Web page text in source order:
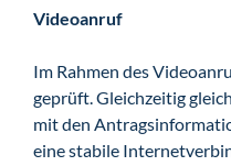
Videoanruf
Im Rahmen des
geprüft. Gleichzeitig
mit den
eine stabile